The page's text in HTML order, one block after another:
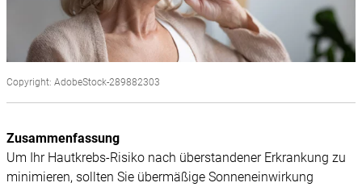
Copyright: AdobeStock-289882303
Zusammenfassung
Um Ihr Hautkrebs-Risiko nach überstandener Erkrankung zu
minimieren, sollten Sie übermäßige Sonneneinwirkung